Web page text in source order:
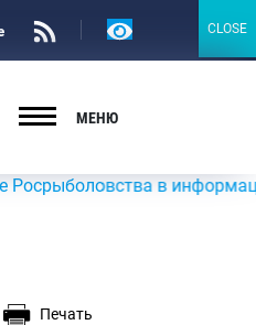
Версия
МЕНЮ
в информационно-
Печать
CLOSE
CLOSE